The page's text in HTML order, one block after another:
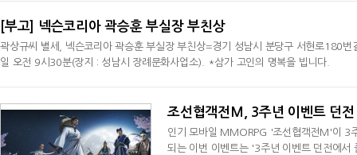
[부고] 넥슨코리아 곽승훈 부실장 부친상
곽상규씨 별세, 넥슨코리아 곽승훈 부실장 부친상=경기 성남시 분당구 서현로
일 오전 9시30분(장지 : 성남시 장례문화사업소). *삼가 고인의 명복을 빕니다.
2024-04-30
조선협객전M, 3주년 이벤트 던
인기 모바일 MMORPG '조선협객전M'이 3
되는 이번 이벤트는 '3주년 이벤트 던전에서